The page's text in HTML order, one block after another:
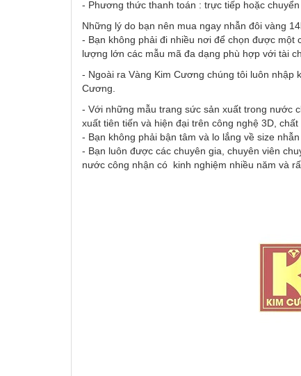
- Phương thức thanh toán : trực tiếp hoặc chuyển
Những lý do bạn nên mua ngay nhẫn đôi vàng
- Bạn không phải đi nhiều nơi để chọn được
lượng lớn các mẫu mã đa dạng phù hợp với tài
- Ngoài ra Vàng Kim Cương chúng tôi luôn
Cương.
- Với những mẫu trang sức sản xuất trong nước
xuất tiên tiến và hiện đại trên công nghệ 3D,
- Bạn không phải bận tâm và lo lắng về size
- Bạn luôn được các chuyên gia, chuyên viên
nước công nhận có kinh nghiệm nhiều năm và